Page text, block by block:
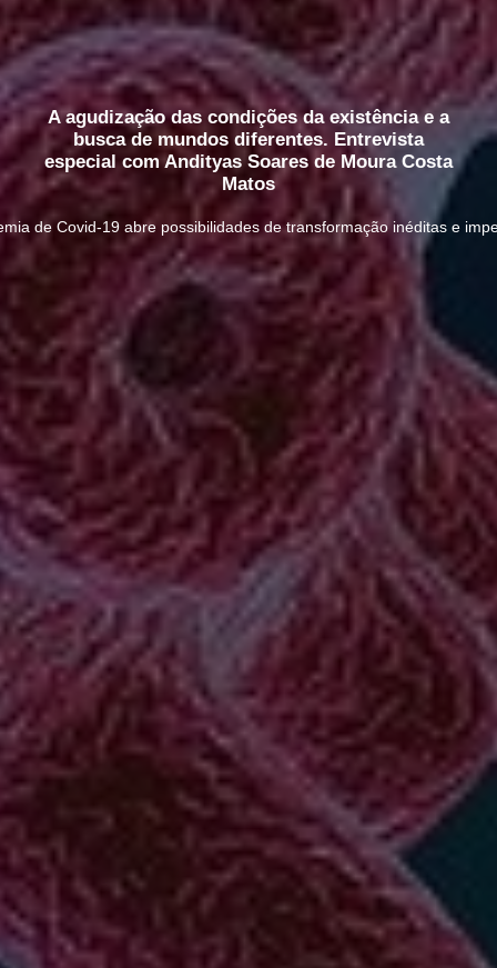
A agudização das condições da existência e a
busca de mundos diferentes. Entrevista
especial com Andityas Soares de Moura Costa
Matos
de Covid-19 abre possibilidades de transformação inéditas e